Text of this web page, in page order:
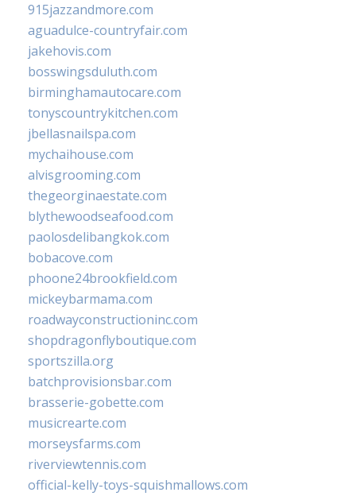
915jazzandmore.com
aguadulce-countryfair.com
jakehovis.com
bosswingsduluth.com
birminghamautocare.com
tonyscountrykitchen.com
jbellasnailspa.com
mychaihouse.com
alvisgrooming.com
thegeorginaestate.com
blythewoodseafood.com
paolosdelibangkok.com
bobacove.com
phoone24brookfield.com
mickeybarmama.com
roadwayconstructioninc.com
shopdragonflyboutique.com
sportszilla.org
batchprovisionsbar.com
brasserie-gobette.com
musicrearte.com
morseysfarms.com
riverviewtennis.com
official-kelly-toys-squishmallows.com